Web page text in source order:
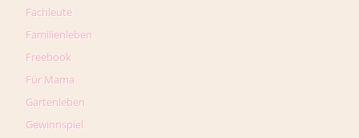
Fachleute
Familienleben
Freebook
Für Mama
Gartenleben
Gewinnspiel